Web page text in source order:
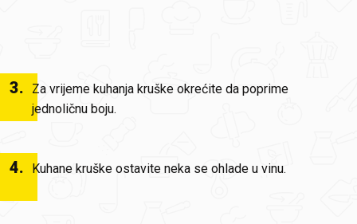
3.
Za vrijeme kuhanja kruške okrećite da poprime
jednoličnu boju.
4. Kuhane kruške ostavite neka se ohlade u vinu.